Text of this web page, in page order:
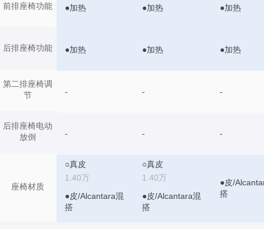
前排座椅功能
后排座椅功能
第二排座椅调
节
后排座椅电动
放倒
座椅材质
●加热 ●加热 ●加热
●加热 ●加热 ●加热
- - -
- - -
○真皮
1.40万
●皮/Alcantara混
搭
○真皮
1.40万
●皮/Alcantara混
搭
●皮/
搭